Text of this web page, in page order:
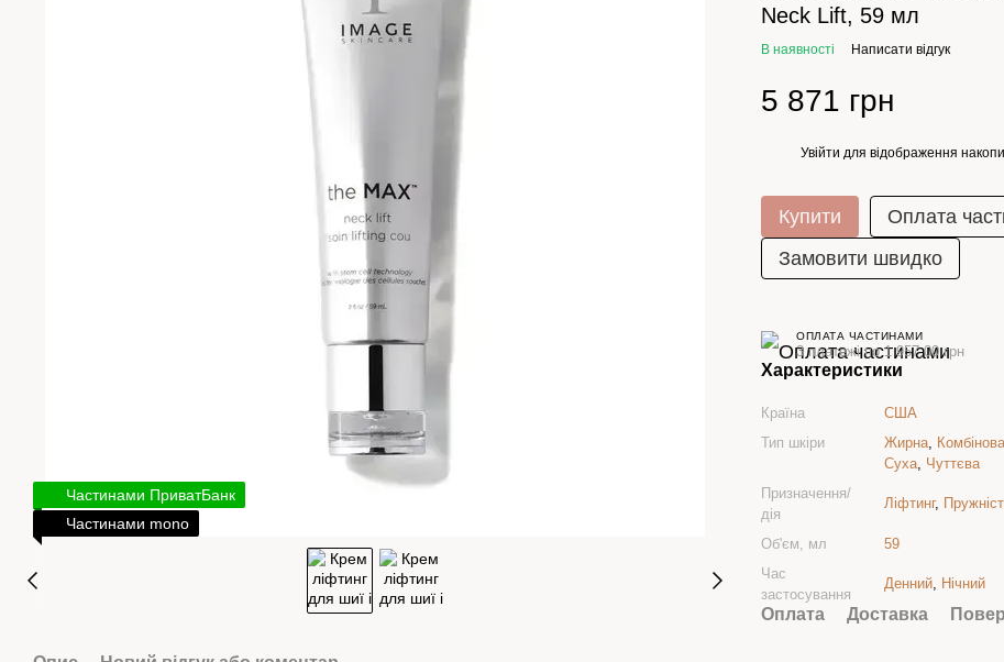
Частинами ПриватБанк
Частинами mono
Neck Lift, 59 мл
В наявності Написати відгук
5 871 грн
Увійти для відображення
Купити
Оплата
Замовити швидко
ОПЛАТА ЧАСТИНАМИ
3 платежі по 1 957.00 грн
Характеристики
Країна
США
Тип шкіри
Жирна,
Суха, Чуттєва
Призначення/
дія
Ліфтинг,
Об'єм, мл
59
Час
застосування
Денний, Нічний
Оплата Доставка